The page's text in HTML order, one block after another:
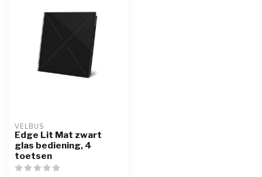
VELBUS
Edge Lit Mat zwart
glas bediening, 4
toetsen